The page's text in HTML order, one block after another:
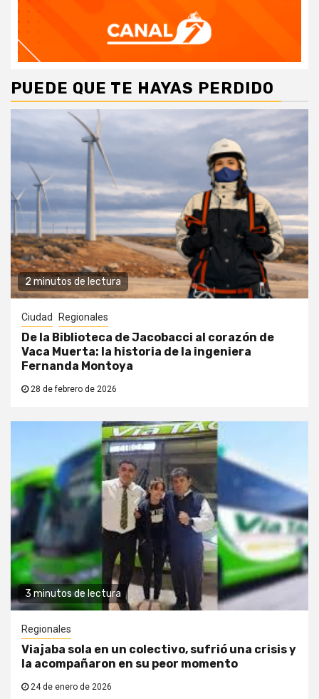
PUEDE QUE TE HAYAS PERDIDO
2 minutos de lectura
Ciudad Regionales
De la Biblioteca de Jacobacci al corazón de
Vaca Muerta: la historia de la ingeniera
Fernanda Montoya
28 de febrero de 2026
3 minutos de lectura
Regionales
Viajaba sola en un colectivo, sufrió una crisis y
la acompañaron en su peor momento
24 de enero de 2026